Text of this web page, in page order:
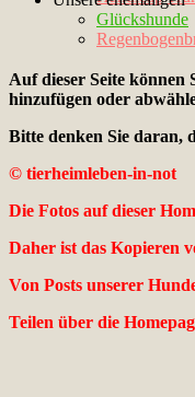
Glückshunde
Auf dieser Seite können
hinzufügen oder
Bitte denken Sie daran,
© tierheimleben-in-not
Die Fotos auf dieser
Daher ist das Kopieren
Von Posts unserer
Teilen über die